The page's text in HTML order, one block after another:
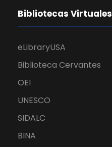
Bibliotecas Virtuales
eLibraryUSA
Biblioteca Cervantes
OEI
UNESCO
SIDALC
BINA